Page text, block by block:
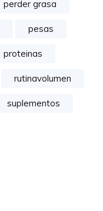
perder grasa
pesas
proteinas
rutinavolumen
suplementos